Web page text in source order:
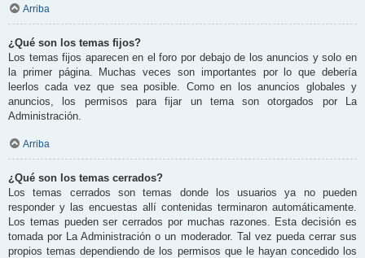
Arriba
¿Qué son los temas fijos?
Los temas fijos aparecen en el foro por debajo de los anuncios y solo en
la primer página. Muchas veces son importantes por lo que debería
leerlos cada vez que sea posible. Como en los anuncios globales y
anuncios, los permisos para fijar un tema son otorgados por La
Administración.
Arriba
¿Qué son los temas cerrados?
Los temas cerrados son temas donde los usuarios ya no pueden
responder y las encuestas allí contenidas terminaron automáticamente.
Los temas pueden ser cerrados por muchas razones. Esta decisión es
tomada por La Administración o un moderador. Tal vez pueda cerrar sus
propios temas dependiendo de los permisos que le hayan concedido los